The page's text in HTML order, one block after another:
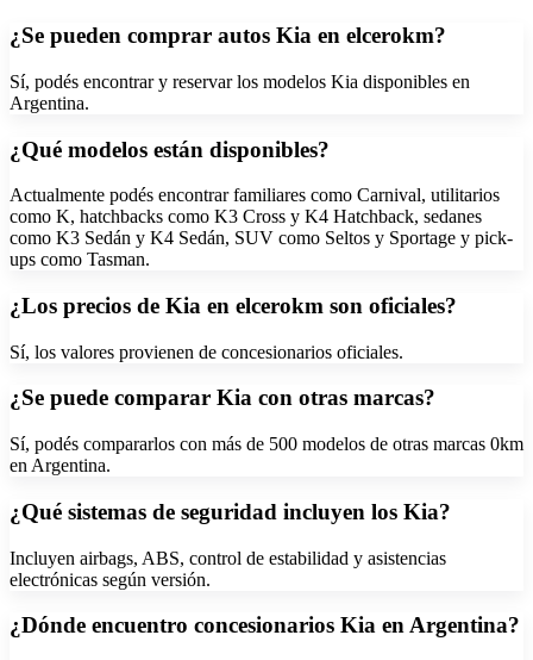
¿Se pueden comprar autos Kia en elcerokm?
Sí, podés encontrar y reservar los modelos Kia disponibles en
Argentina.
¿Qué modelos están disponibles?
Actualmente podés encontrar familiares como Carnival, utilitarios
como K, hatchbacks como K3 Cross y K4 Hatchback, sedanes
como K3 Sedán y K4 Sedán, SUV como Seltos y Sportage y pick-
ups como Tasman.
¿Los precios de Kia en elcerokm son oficiales?
Sí, los valores provienen de concesionarios oficiales.
¿Se puede comparar Kia con otras marcas?
Sí, podés compararlos con más de 500 modelos de otras marcas 0km
en Argentina.
¿Qué sistemas de seguridad incluyen los Kia?
Incluyen airbags, ABS, control de estabilidad y asistencias
electrónicas según versión.
¿Dónde encuentro concesionarios Kia en Argentina?